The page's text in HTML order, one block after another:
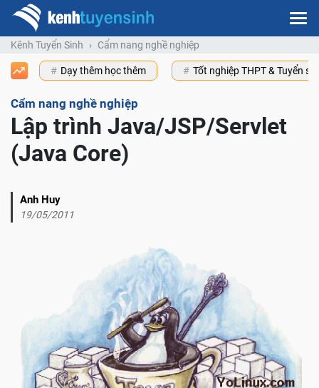
Kênh Tuyển Sinh Cẩm nang nghề nghiệp
Dạy thêm học thêm Tốt nghiệp THPT & Tuyển
Cẩm nang nghề nghiệp
Lập trình Java/JSP/Servlet
(Java Core)
Anh Huy
19/05/2011